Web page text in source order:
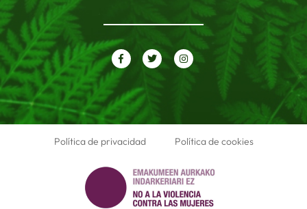
Política de privacidad Política de cookies